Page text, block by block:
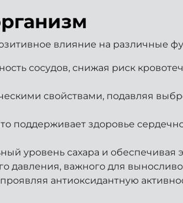
влияние на различные
сосудов, снижая риск
свойствами, подавляя
поддерживает здоровье
уровень сахара и обеспечивая
давления, важного для
антиоксидантную